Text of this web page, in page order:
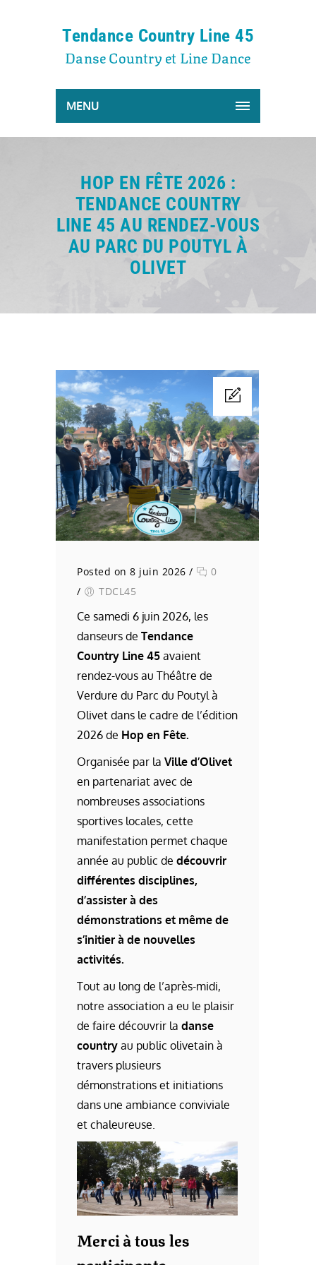
Tendance Country Line 45
Danse Country et Line Dance
MENU
HOP EN FÊTE 2026 :
TENDANCE COUNTRY
LINE 45 AU RENDEZ-VOUS
AU PARC DU POUTYL À
OLIVET
Posted on 8 juin 2026 /
0
/
TDCL45
Ce samedi 6 juin 2026, les
danseurs de Tendance
Country Line 45 avaient
rendez-vous au Théâtre de
Verdure du Parc du Poutyl à
Olivet dans le cadre de l’édition
2026 de Hop en Fête.
Organisée par la Ville d’Olivet
en partenariat avec de
nombreuses associations
sportives locales, cette
manifestation permet chaque
année au public de découvrir
différentes disciplines,
d’assister à des
démonstrations et même de
s’initier à de nouvelles
activités.
Tout au long de l’après-midi,
notre association a eu le plaisir
de faire découvrir la danse
country au public olivetain à
travers plusieurs
démonstrations et initiations
dans une ambiance conviviale
et chaleureuse.
Merci à tous les